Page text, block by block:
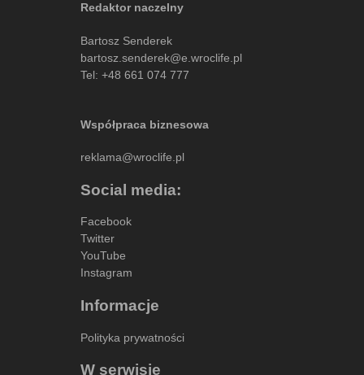
Redaktor naczelny
Bartosz Senderek
bartosz.senderek@e.wroclife.pl
Tel: +48 661 074 777
Współpraca biznesowa
reklama@wroclife.pl
Social media:
Facebook
Twitter
YouTube
Instagram
Informacje
Polityka prywatności
W serwisie